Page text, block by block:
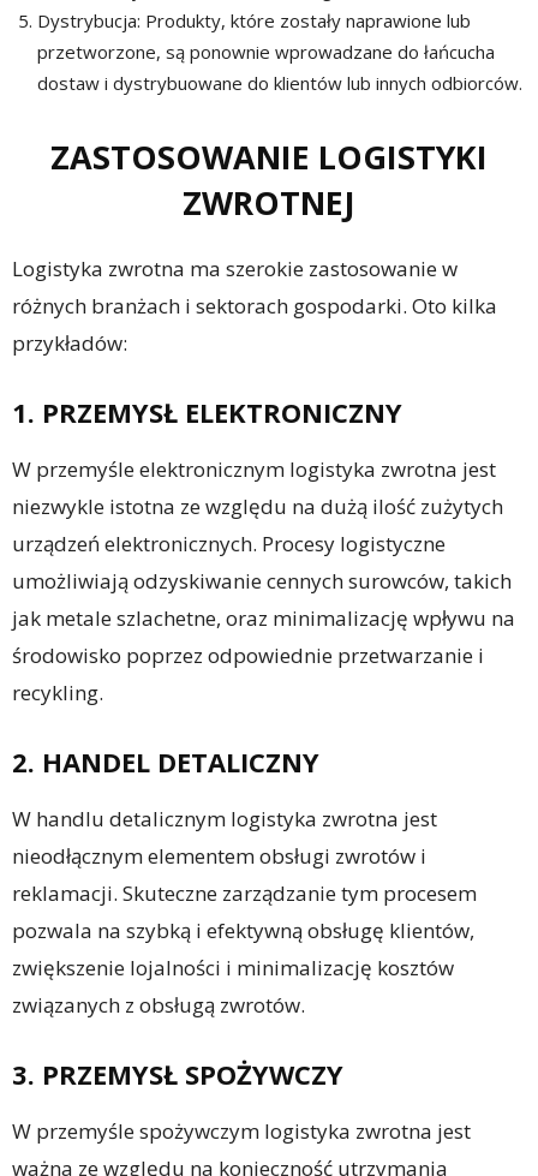
Dystrybucja: Produkty, które zostały naprawione lub
przetworzone, są ponownie wprowadzane do łańcucha
dostaw i dystrybuowane do klientów lub innych odbiorców.
ZASTOSOWANIE LOGISTYKI
ZWROTNEJ
Logistyka zwrotna ma szerokie zastosowanie w
różnych branżach i sektorach gospodarki. Oto kilka
przykładów:
1. PRZEMYSŁ ELEKTRONICZNY
W przemyśle elektronicznym logistyka zwrotna jest
niezwykle istotna ze względu na dużą ilość zużytych
urządzeń elektronicznych. Procesy logistyczne
umożliwiają odzyskiwanie cennych surowców, takich
jak metale szlachetne, oraz minimalizację wpływu na
środowisko poprzez odpowiednie przetwarzanie i
recykling.
2. HANDEL DETALICZNY
W handlu detalicznym logistyka zwrotna jest
nieodłącznym elementem obsługi zwrotów i
reklamacji. Skuteczne zarządzanie tym procesem
pozwala na szybką i efektywną obsługę klientów,
zwiększenie lojalności i minimalizację kosztów
związanych z obsługą zwrotów.
3. PRZEMYSŁ SPOŻYWCZY
W przemyśle spożywczym logistyka zwrotna jest
ważna ze względu na konieczność utrzymania